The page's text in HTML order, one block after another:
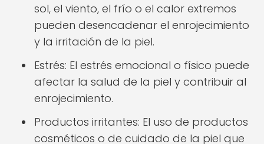
sol, el viento, el frío o el calor extremos
pueden desencadenar el enrojecimiento
y la irritación de la piel.
Estrés: El estrés emocional o físico puede
afectar la salud de la piel y contribuir al
enrojecimiento.
Productos irritantes: El uso de productos
cosméticos o de cuidado de la piel que